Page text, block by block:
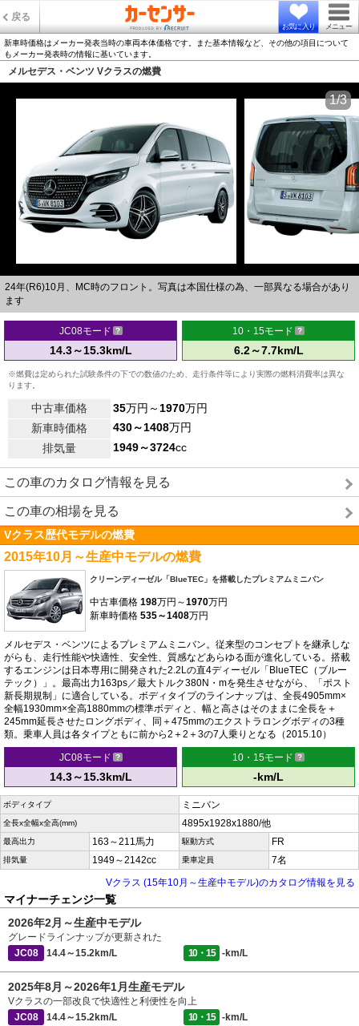
戻る
お気に入り メニュー
新車時価格はメーカー発表当時の車両本体価格です。また基本情報など、その他の項目について
もメーカー発表時の情報に基いています。
メルセデス・ベンツ Vクラスの燃費
24年(R6)10月、MC時のフロント。写真は本国仕様の為、一部異なる場合があり
ます
1/3
JC08モード
14.3～15.3km/L
10・15モード
6.2～7.7km/L
※燃費は定められた試験条件の下での数値のため、走行条件等により実際の燃料消費率は異な
ります。
中古車価格 35万円～1970万円
新車時価格
430～1408万円
排気量
1949～3724cc
この車のカタログ情報を見る
この車の相場を見る
Vクラス歴代モデルの燃費
2015年10月～生産中モデルの燃費
クリーンディーゼル「BlueTEC」を搭載したプレミアムミニバン
中古車価格 198万円～1970万円
新車時価格 535～1408万円
メルセデス・ベンツによるプレミアムミニバン。従来型のコンセプトを継承しな
がらも、走行性能や快適性、安全性、質感などあらゆる面が進化している。搭載
するエンジンは日本専用に開発された2.2Lの直4ディーゼル「BlueTEC（ブルー
テック）」。最高出力163ps／最大トルク380N・mを発生させながら、「ポスト
新長期規制」に適合している。ボディタイプのラインナップは、全長4905mm×
全幅1930mm×全高1880mmの標準ボディと、幅と高さはそのままに全長を＋
245mm延長させたロングボディ、同＋475mmのエクストラロングボディの3種
類。乗車人員は各タイプともに前から2＋2＋3の7人乗りとなる（2015.10）
JC08モード
14.3～15.3km/L
10・15モード
-km/L
ボディタイプ ミニバン
全長x全幅x全高(mm) 4895x1928x1880/他
最高出力 163～211馬力 駆動方式 FR
排気量 1949～2142cc 乗車定員
7名
Vクラス (15年10月～生産中モデル)のカタログ情報を見る
マイナーチェンジ一覧
2026年2月～生産中モデル
グレードラインナップが更新された
JC08
14.4～15.2km/L 10・15 -km/L
2025年8月～2026年1月生産モデル
Vクラスの一部改良で快適性と利便性を向上
JC08
14.4～15.2km/L 10・15 -km/L